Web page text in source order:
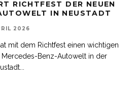
RICHTFEST DER NEUEN
IN NEUSTADT
2026
mit dem Richtfest einen wichtigen
Mercedes-Benz-Autowelt in der